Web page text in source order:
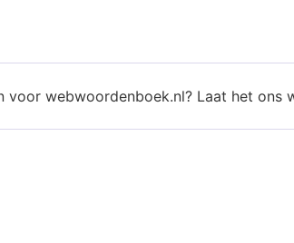
voor webwoordenboek.nl? Laat het ons